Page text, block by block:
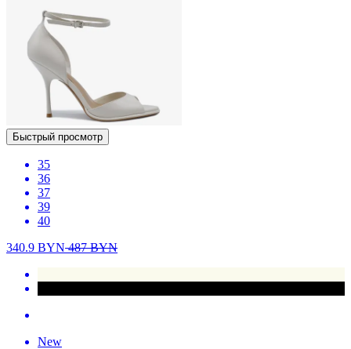
Быстрый просмотр
35
36
37
39
40
340.9 BYN487BYN
New